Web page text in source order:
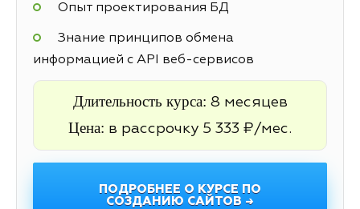
Опыт проектирования БД
Знание принципов обмена
информацией с API веб-сервисов
Длительность курса: 8 месяцев
Цена: в рассрочку 5 333 ₽/мес.
ПОДРОБНЕЕ О КУРСЕ ПО
СОЗДАНИЮ САЙТОВ →